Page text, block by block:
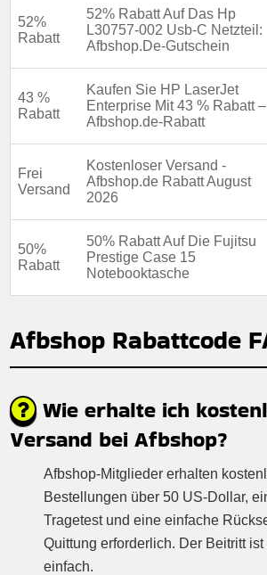
52%
Rabatt
52% Rabatt Auf Das Hp
L30757-002 Usb-C Netzteil:
Afbshop.De-Gutschein
43 %
Rabatt
Kaufen Sie HP LaserJet
Enterprise Mit 43 % Rabatt –
Afbshop.de-Rabatt
Frei
Versand
Kostenloser Versand -
Afbshop.de Rabatt August
2026
50%
Rabatt
50% Rabatt Auf Die Fujitsu
Prestige Case 15
Notebooktasche
Afbshop Rabattcode
Wie erhalte ich
Versand bei Afbshop?
Afbshop-Mitglieder erhalten
Bestellungen über 50 US-Dollar,
Tragetest und eine einfache
Quittung erforderlich. Der Beitritt
einfach.